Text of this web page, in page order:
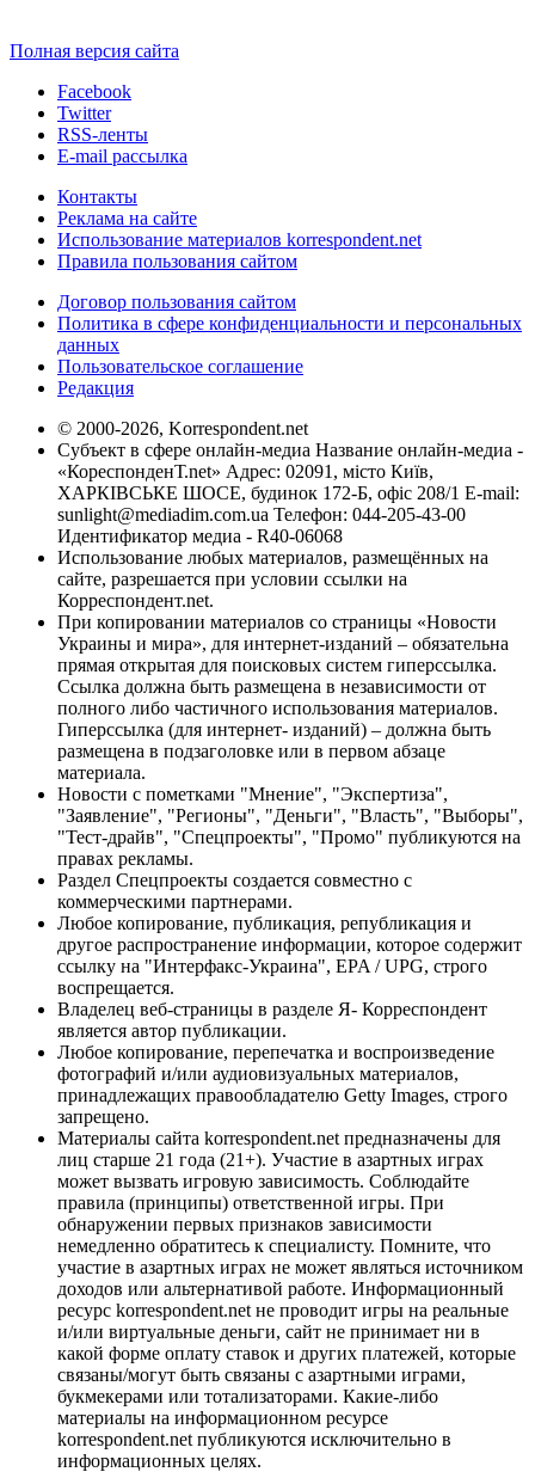
Полная версия сайта
Facebook
Twitter
RSS-ленты
E-mail рассылка
Контакты
Реклама на сайте
Использование материалов korrespondent.net
Правила пользования сайтом
Договор пользования сайтом
Политика в сфере конфиденциальности и персональных
данных
Пользовательское соглашение
Редакция
© 2000-2026, Korrespondent.net
Субъект в сфере онлайн-медиа Название онлайн-медиа -
«КореспонденТ.net» Адрес: 02091, місто Київ,
ХАРКІВСЬКЕ ШОСЕ, будинок 172-Б, офіс 208/1 E-mail:
sunlight@mediadim.com.ua Телефон: 044-205-43-00
Идентификатор медиа - R40-06068
Использование любых материалов, размещённых на
сайте, разрешается при условии ссылки на
Корреспондент.net.
При копировании материалов со страницы «Новости
Украины и мира», для интернет-изданий – обязательна
прямая открытая для поисковых систем гиперссылка.
Ссылка должна быть размещена в независимости от
полного либо частичного использования материалов.
Гиперссылка (для интернет- изданий) – должна быть
размещена в подзаголовке или в первом абзаце
материала.
Новости с пометками "Мнение", "Экспертиза",
"Заявление", "Регионы", "Деньги", "Власть", "Выборы",
"Тест-драйв", "Спецпроекты", "Промо" публикуются на
правах рекламы.
Раздел Спецпроекты создается совместно с
коммерческими партнерами.
Любое копирование, публикация, републикация и
другое распространение информации, которое содержит
ссылку на "Интерфакс-Украина", EPA / UPG, строго
воспрещается.
Владелец веб-страницы в разделе Я- Корреспондент
является автор публикации.
Любое копирование, перепечатка и воспроизведение
фотографий и/или аудиовизуальных материалов,
принадлежащих правообладателю Getty Images, строго
запрещено.
Материалы сайта korrespondent.net предназначены для
лиц старше 21 года (21+). Участие в азартных играх
может вызвать игровую зависимость. Соблюдайте
правила (принципы) ответственной игры. При
обнаружении первых признаков зависимости
немедленно обратитесь к специалисту. Помните, что
участие в азартных играх не может являться источником
доходов или альтернативой работе. Информационный
ресурс korrespondent.net не проводит игры на реальные
и/или виртуальные деньги, сайт не принимает ни в
какой форме оплату ставок и других платежей, которые
связаны/могут быть связаны с азартными играми,
букмекерами или тотализаторами. Какие-либо
материалы на информационном ресурсе
korrespondent.net публикуются исключительно в
информационных целях.